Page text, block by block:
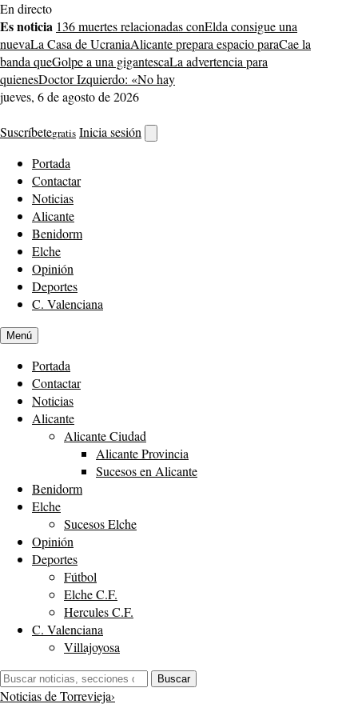
Saltar
al
contenido
En directo
Es noticia 136 muertes relacionadas conElda consigue una
nuevaLa Casa de UcraniaAlicante prepara espacio paraCae la
banda queGolpe a una gigantescaLa advertencia para
quienesDoctor Izquierdo: «No hay
jueves, 6 de agosto de 2026
Suscríbetegratis Inicia sesión
buscador
Portada
Contactar
Noticias
Alicante
Benidorm
Elche
Opinión
Deportes
C. Valenciana
Menú
Portada
Contactar
Noticias
Alicante
Alicante Ciudad
Alicante Provincia
Sucesos en Alicante
Benidorm
Elche
Sucesos Elche
Opinión
Deportes
Fútbol
Elche C.F.
Hercules C.F.
C. Valenciana
Villajoyosa
Buscar:
Buscar
Noticias de Torrevieja›